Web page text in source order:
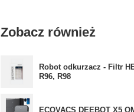
Zobacz również
Robot odkurzacz - Filtr
R96, R98
ECOVACS DEEBOT X5